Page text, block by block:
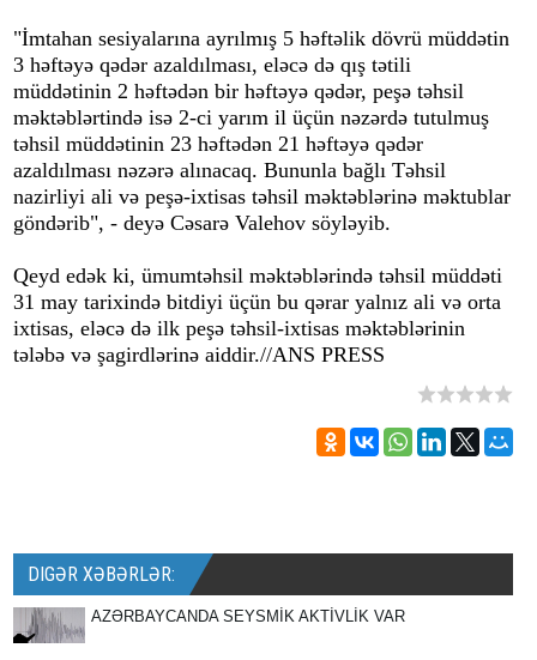
"İmtahan sesiyalarına ayrılmış 5 həftəlik dövrü müddətin
3 həftəyə qədər azaldılması, eləcə də qış tətili
müddətinin 2 həftədən bir həftəyə qədər, peşə təhsil
məktəblərtində isə 2-ci yarım il üçün nəzərdə tutulmuş
təhsil müddətinin 23 həftədən 21 həftəyə qədər
azaldılması nəzərə alınacaq. Bununla bağlı Təhsil
nazirliyi ali və peşə-ixtisas təhsil məktəblərinə məktublar
göndərib", - deyə Cəsarə Valehov söyləyib.
Qeyd edək ki, ümumtəhsil məktəblərində təhsil müddəti
31 may tarixində bitdiyi üçün bu qərar yalnız ali və orta
ixtisas, eləcə də ilk peşə təhsil-ixtisas məktəblərinin
tələbə və şagirdlərinə aiddir.//ANS PRESS
DIGƏR XƏBƏRLƏR:
AZƏRBAYCANDA SEYSMİK AKTİVLİK VAR